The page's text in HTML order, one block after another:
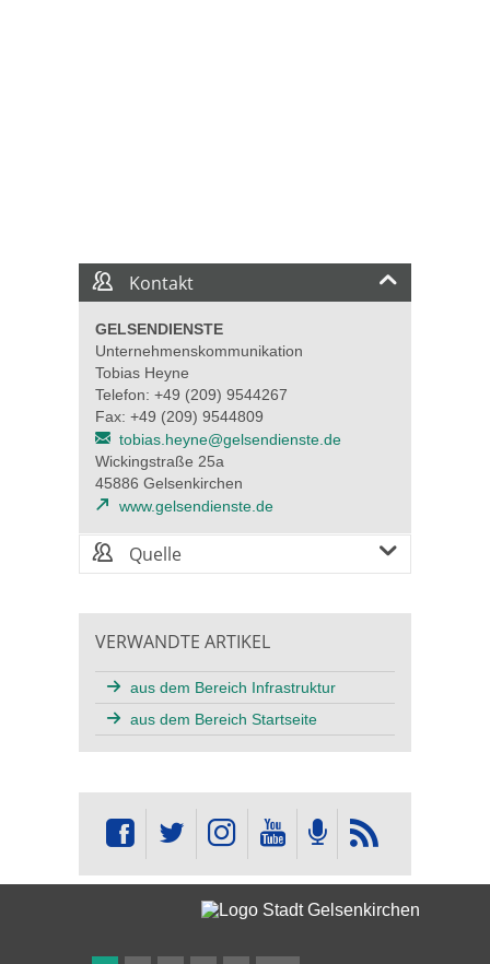
Kontakt
GELSENDIENSTE
Unternehmenskommunikation
Tobias Heyne
Telefon: +49 (209) 9544267
Fax: +49 (209) 9544809
tobias.heyne@gelsendienste.de
Wickingstraße 25a
45886 Gelsenkirchen
www.gelsendienste.de
Quelle
VERWANDTE ARTIKEL
aus dem Bereich Infrastruktur
aus dem Bereich Startseite